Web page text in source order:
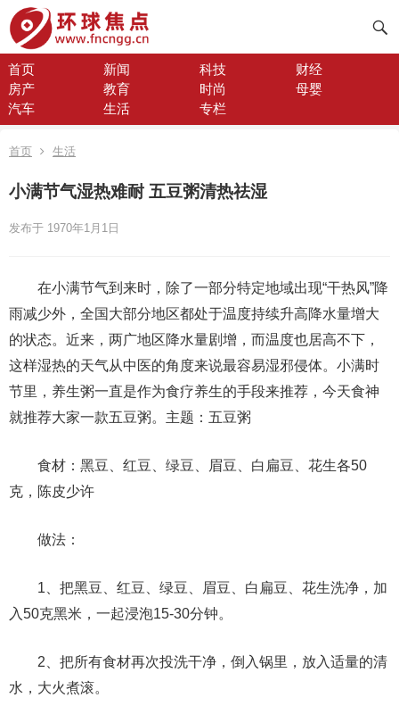
首页 新闻 科技
财经
房产
教育 时尚
母婴
汽车
生活 专栏
首页 生活
小满节气湿热难耐 五豆粥清热祛湿
发布于 1970年1月1日
在小满节气到来时，除了一部分特定地域出现“干热风”降
雨减少外，全国大部分地区都处于温度持续升高降水量增大
的状态。近来，两广地区降水量剧增，而温度也居高不下，
这样湿热的天气从中医的角度来说最容易湿邪侵体。小满时
节里，养生粥一直是作为食疗养生的手段来推荐，今天食神
就推荐大家一款五豆粥。主题：五豆粥
食材：黑豆、红豆、绿豆、眉豆、白扁豆、花生各50
克，陈皮少许
做法：
1、把黑豆、红豆、绿豆、眉豆、白扁豆、花生洗净，加
入50克黑米，一起浸泡15-30分钟。
2、把所有食材再次投洗干净，倒入锅里，放入适量的清
水，大火煮滚。